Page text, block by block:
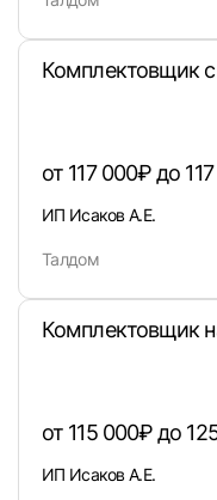
Комплектовщик
от 117 000₽ до
ИП Исаков А.Е.
Талдом
Комплектовщик
от 115 000₽ до
ИП Исаков А.Е.